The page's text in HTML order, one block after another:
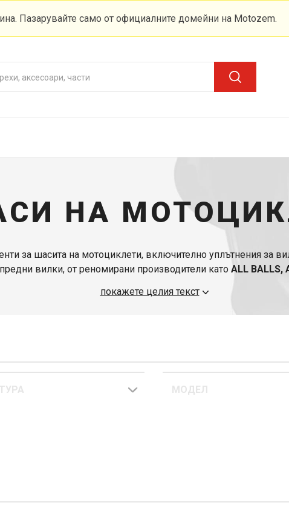
Пазарувайте само от официалните домейни на Motozem.
НА
за шасита на мотоциклети, включително уплътнения за
вилки, от реномирани производители като ALL BALLS,
и издръжливост. Препоръчваме ви да проучите и други
покажете целия текст
МОДЕЛ